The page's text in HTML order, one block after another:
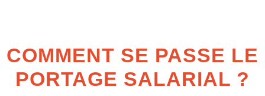
COMMENT SE PASSE LE
PORTAGE SALARIAL ?